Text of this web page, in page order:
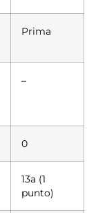
Prima
–
0
13a (1
punto)